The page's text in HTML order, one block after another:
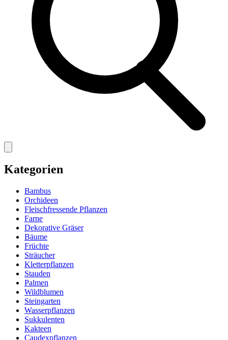
Kategorien
Bambus
Orchideen
Fleischfressende Pflanzen
Farne
Dekorative Gräser
Bäume
Früchte
Sträucher
Kletterpflanzen
Stauden
Palmen
Wildblumen
Steingarten
Wasserpflanzen
Sukkulenten
Kakteen
Caudexpflanzen